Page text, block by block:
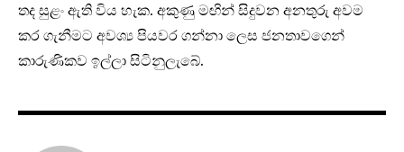
තද සුළං ඇති විය හැක. අකුණු මඟින් සිදුවන අනතුරු අවම
කර ගැනීමට අවශ්‍ය පියවර ගන්නා ලෙස ජනතාවගෙන්
කාරුණිකව ඉල්ලා සිටිනුලැබේ.